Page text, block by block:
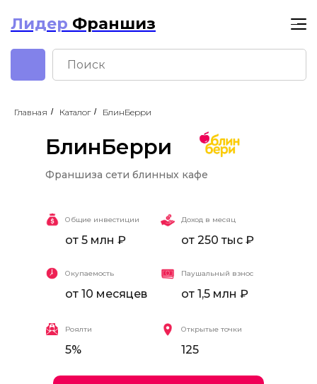
Лидер Франшиз
Главная / Каталог / БлинБерри
Франшиза сети блинных кафе
Общие инвестиции
от 5 млн ₽
Окупаемость
от 10 месяцев
Доход в месяц
от 250 тыс ₽
Открытые точки
125
Роялти
5%
Паушальный взнос
от 1,5 млн ₽
БлинБерри